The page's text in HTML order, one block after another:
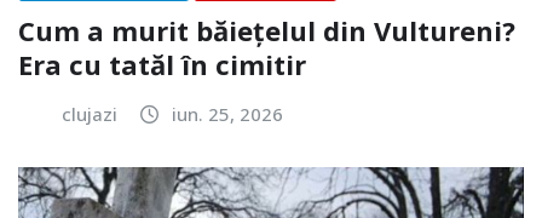
Cum a murit băiețelul din Vultureni?
Era cu tatăl în cimitir
clujazi iun. 25, 2026